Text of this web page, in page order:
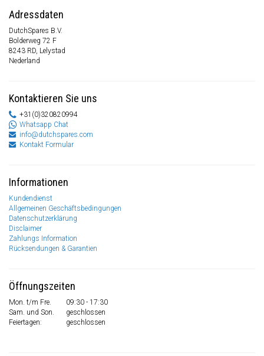
Adressdaten
DutchSpares B.V.
Bolderweg 72 F
8243 RD, Lelystad
Nederland
Kontaktieren Sie uns
+31(0)320820994
Whatsapp Chat
info@dutchspares.com
Kontakt Formular
Informationen
Kundendienst
Allgemeinen Geschäftsbedingungen
Datenschutzerklärung
Disclaimer
Zahlungs Information
Rücksendungen & Garantien
Öffnungszeiten
Mon. t/m Fre.
09:30 - 17:30
Sam. und Son.
geschlossen
Feiertagen:
geschlossen